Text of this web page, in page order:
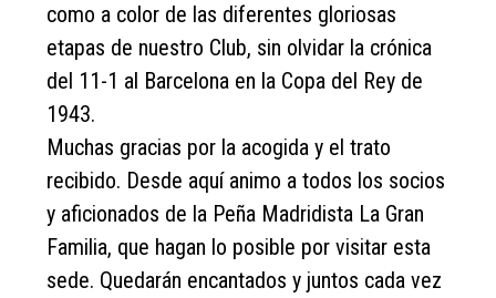
como a color de las diferentes gloriosas
etapas de nuestro Club, sin olvidar la crónica
del 11-1 al Barcelona en la Copa del Rey de
1943.
Muchas gracias por la acogida y el trato
recibido. Desde aquí animo a todos los socios
y aficionados de la Peña Madridista La Gran
Familia, que hagan lo posible por visitar esta
sede. Quedarán encantados y juntos cada vez